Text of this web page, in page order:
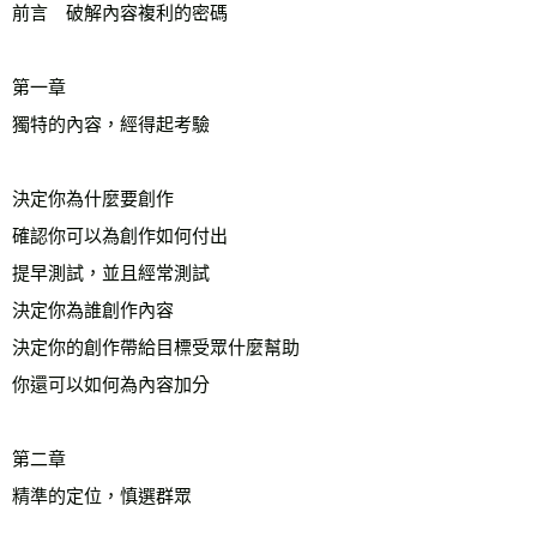
前言　破解內容複利的密碼
第一章
獨特的內容，經得起考驗
決定你為什麼要創作
確認你可以為創作如何付出
提早測試，並且經常測試
決定你為誰創作內容
決定你的創作帶給目標受眾什麼幫助
你還可以如何為內容加分
第二章
精準的定位，慎選群眾